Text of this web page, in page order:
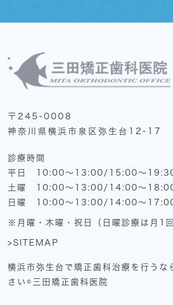
〒245-0008
神奈川県横浜市泉区弥生台12-17
診療時間
平日 10:00～13:00/15:00～
土曜 10:00～13:00/14:00～
日曜 10:00～13:00/14:00～
※月曜・木曜・祝日（日曜診療は月1回
>SITEMAP
横浜市弥生台で矯正歯科治療を行うな
さい©三田矯正歯科医院